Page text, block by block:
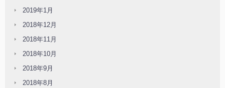
2019年1月
2018年12月
2018年11月
2018年10月
2018年9月
2018年8月